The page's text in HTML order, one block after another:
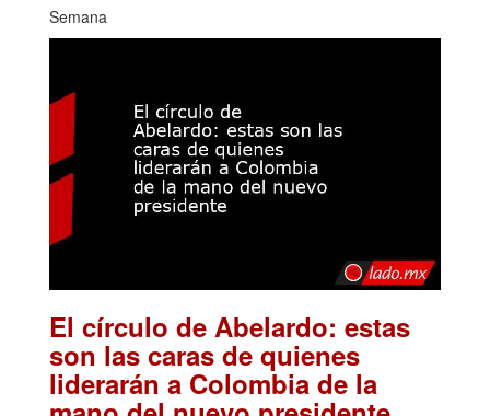
Semana
El círculo de Abelardo: estas
son las caras de quienes
liderarán a Colombia de la